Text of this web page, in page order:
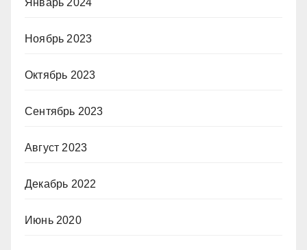
Ноябрь 2023
Октябрь 2023
Сентябрь 2023
Август 2023
Декабрь 2022
Июнь 2020